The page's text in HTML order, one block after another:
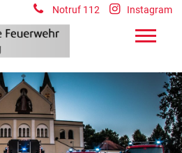
Notruf 112 Instagram